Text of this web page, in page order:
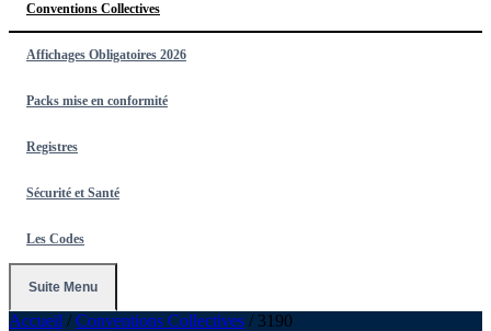
Conventions Collectives
Affichages Obligatoires 2026
Packs mise en conformité
Registres
Sécurité et Santé
Les Codes
Suite Menu
Accueil / Conventions Collectives / 3190